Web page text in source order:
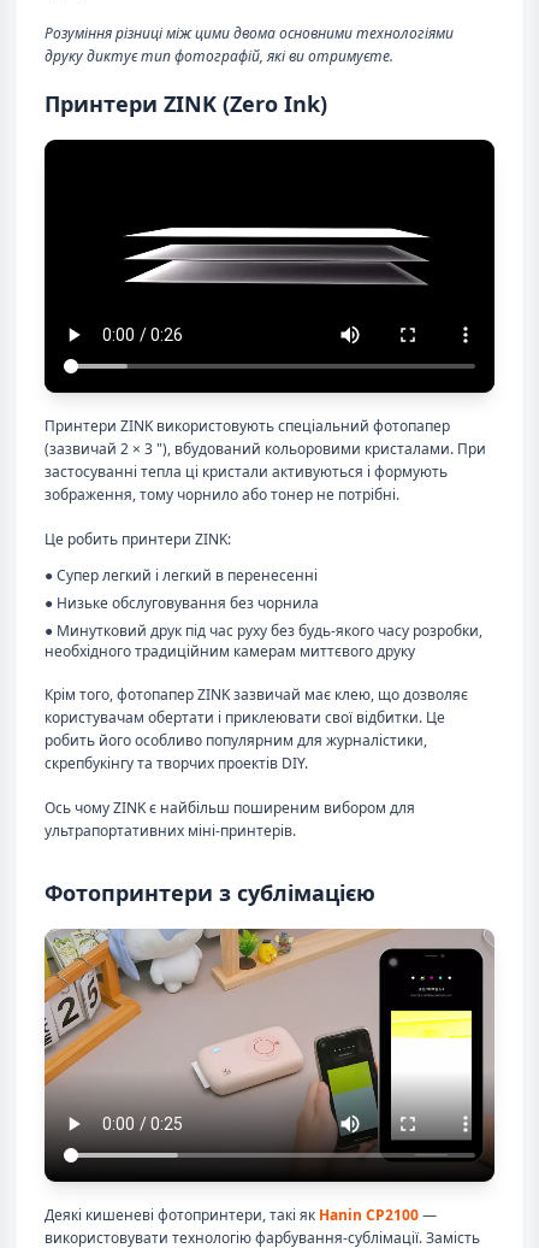
Розуміння різниці між цими двома основними технологіями
друку диктує тип фотографій, які ви отримуєте.
Принтери ZINK (Zero Ink)
Принтери ZINK використовують спеціальний фотопапер
(зазвичай 2 × 3 "), вбудований кольоровими кристалами. При
застосуванні тепла ці кристали активуються і формують
зображення, тому чорнило або тонер не потрібні.
Це робить принтери ZINK:
● Супер легкий і легкий в перенесенні
● Низьке обслуговування без чорнила
● Минутковий друк під час руху без будь-якого часу розробки,
необхідного традиційним камерам миттєвого друку
Крім того, фотопапер ZINK зазвичай має клею, що дозволяє
користувачам обертати і приклеювати свої відбитки. Це
робить його особливо популярним для журналістики,
скрепбукінгу та творчих проектів DIY.
Ось чому ZINK є найбільш поширеним вибором для
ультрапортативних міні-принтерів.
Фотопринтери з сублімацією
Деякі кишеневі фотопринтери, такі як Hanin CP2100—
використовувати технологію фарбування-сублімації. Замість